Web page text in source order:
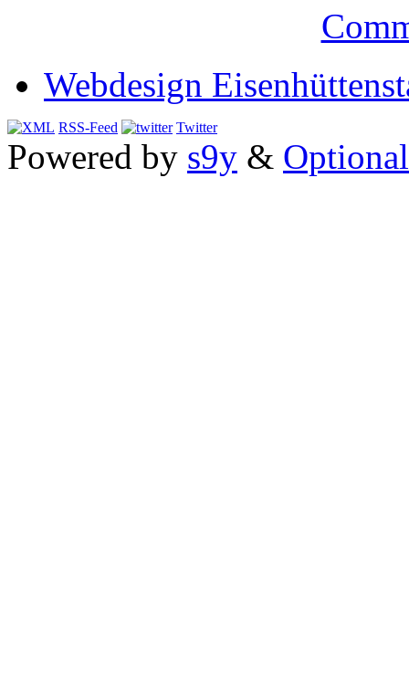
Webdesign
RSS-Feed Twitter
Powered by s9y &